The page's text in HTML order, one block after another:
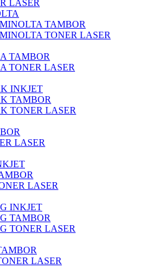
LASER
TAMBOR
TONER LASER
TAMBOR
TONER LASER
INKJET
TAMBOR
TONER LASER
LASER
LASER
INKJET
TAMBOR
TONER LASER
LASER